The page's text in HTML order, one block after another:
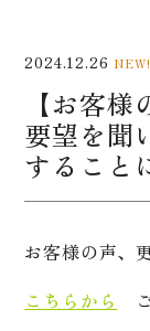
2024.12.26
【お客
要望を聞
すること
お客様の声、
こちらから